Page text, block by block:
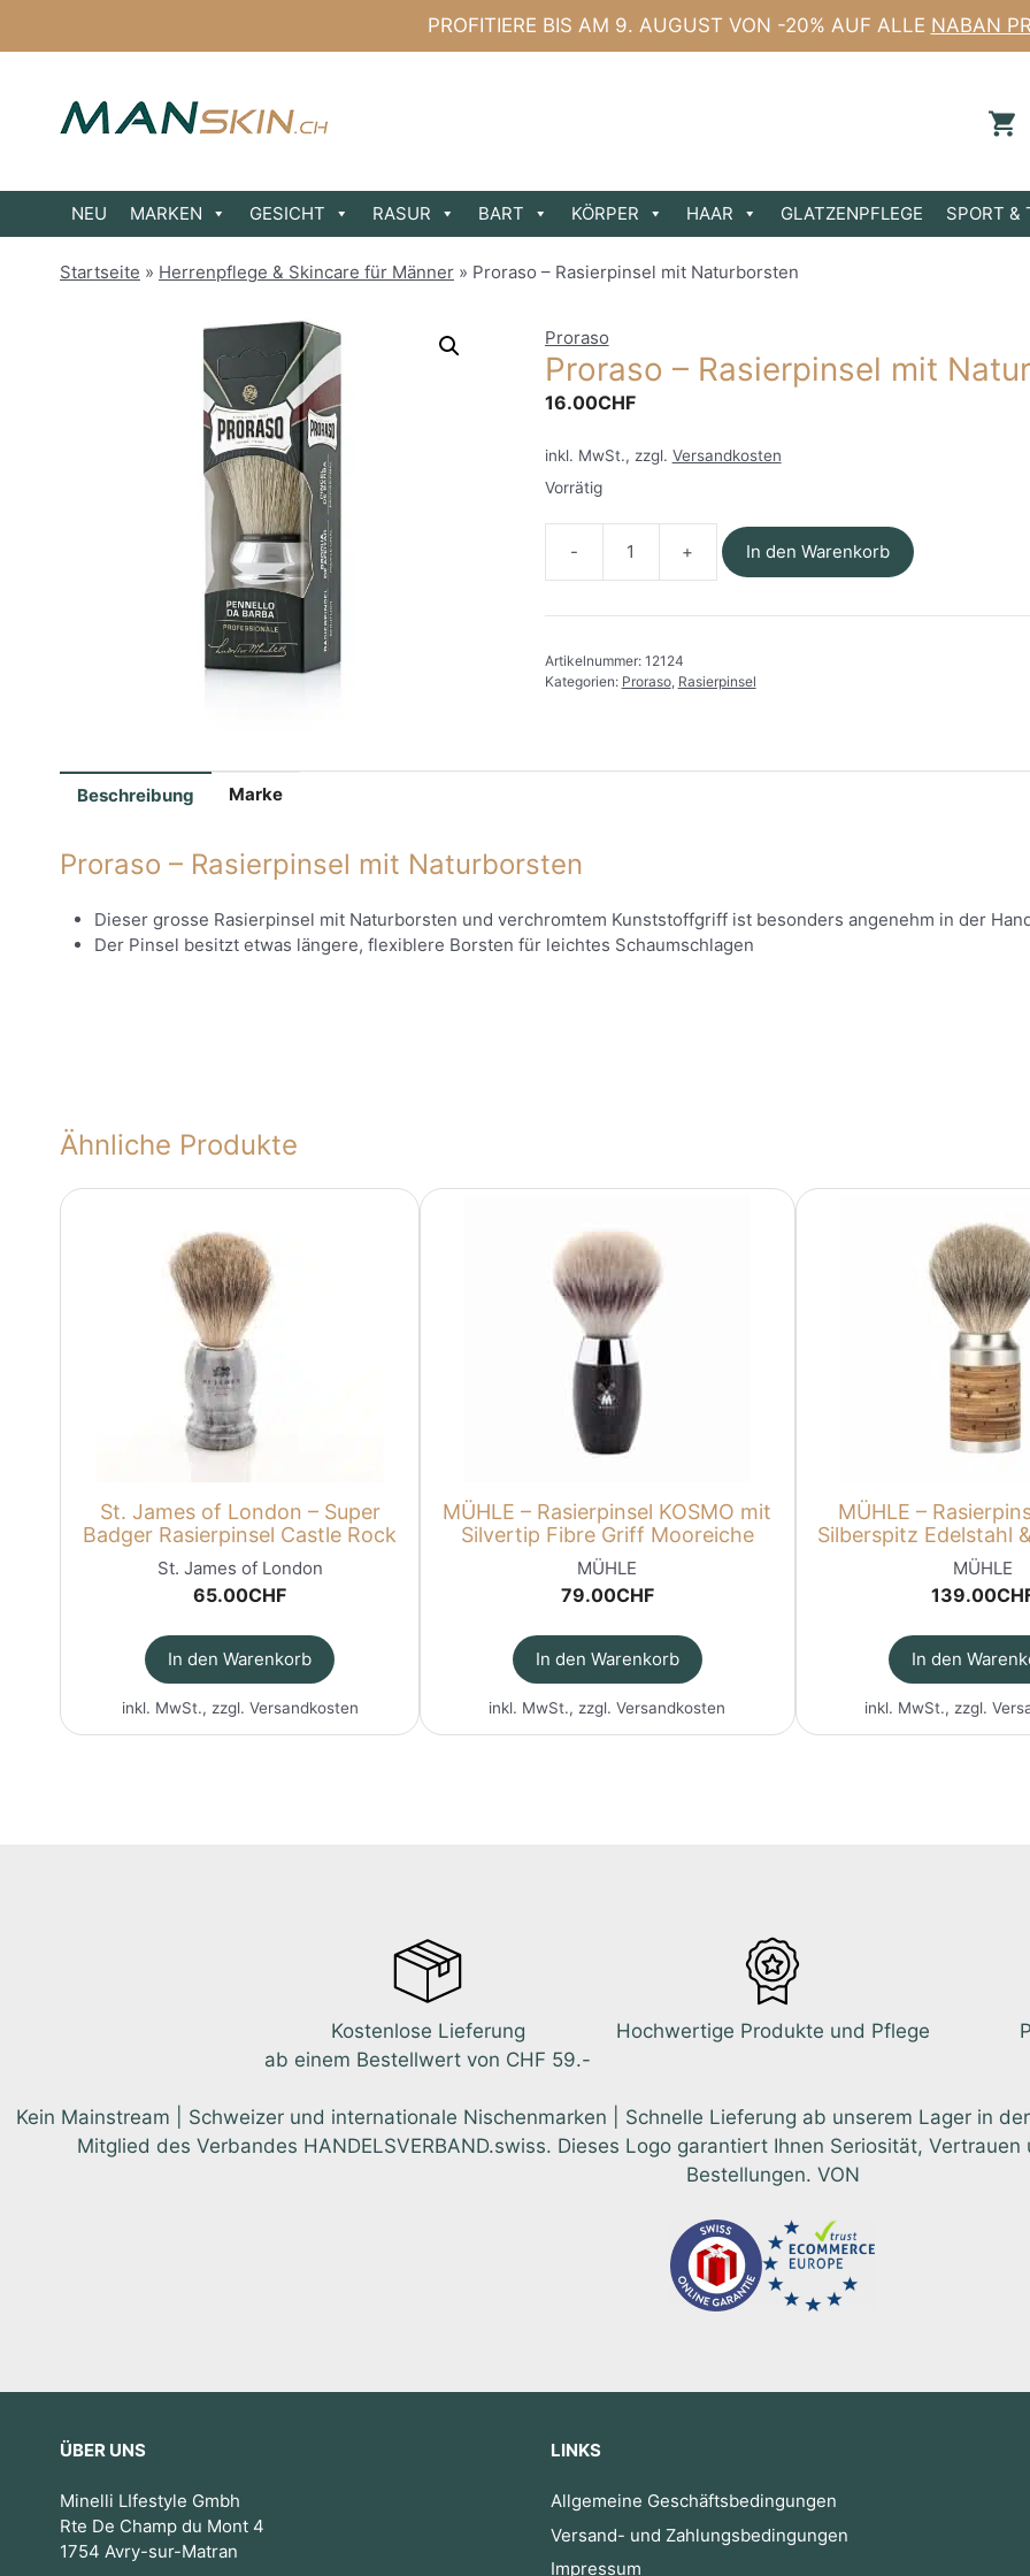
PROFITIERE BIS AM 9. AUGUST VON -20% AUF ALLE NABAN
NEU MARKEN GESICHT RASUR BART KÖRPER HAAR GLATZENPFLEGE SPORT &
Startseite » Herrenpflege & Skincare für Männer » Proraso – Rasierpinsel mit Naturborsten
Proraso
Proraso – Rasierpinsel mit
16.00CHF
inkl. MwSt., zzgl. Versandkosten
Vorrätig
-
Rasierpinsel
Naturborsten
Menge
In den Warenkorb
Artikelnummer: 12124
Kategorien: Proraso, Rasierpinsel
Beschreibung Marke
Proraso – Rasierpinsel mit Naturborsten
Dieser grosse Rasierpinsel mit Naturborsten und verchromtem Kunststoffgriff ist besonders angenehm in der
Der Pinsel besitzt etwas längere, flexiblere Borsten für leichtes Schaumschlagen
Ähnliche Produkte
St. James of London – Super
Badger Rasierpinsel Castle Rock
St. James of London
65.00CHF
In den Warenkorb
inkl. MwSt., zzgl. Versandkosten
MÜHLE – Rasierpinsel KOSMO mit
Silvertip Fibre Griff Mooreiche
MÜHLE
79.00CHF
In den Warenkorb
inkl. MwSt., zzgl.Versandkosten
MÜHLE –
Silberspitz Edelstahl
MÜHLE
139.00
In den
inkl. MwSt., zzgl.
Kostenlose Lieferung
ab einem Bestellwert von CHF 59.-
Hochwertige Produkte und Pflege
Kein Mainstream | Schweizer und internationale Nischenmarken | Schnelle Lieferung ab unserem Lager in
Mitglied des Verbandes HANDELSVERBAND.swiss. Dieses Logo garantiert Ihnen Seriosität,
Bestellungen. VON
ÜBER UNS
Minelli LIfestyle Gmbh
Rte De Champ du Mont 4
1754 Avry-sur-Matran
LINKS
Allgemeine Geschäftsbedingungen
Versand- und Zahlungsbedingungen
Impressum